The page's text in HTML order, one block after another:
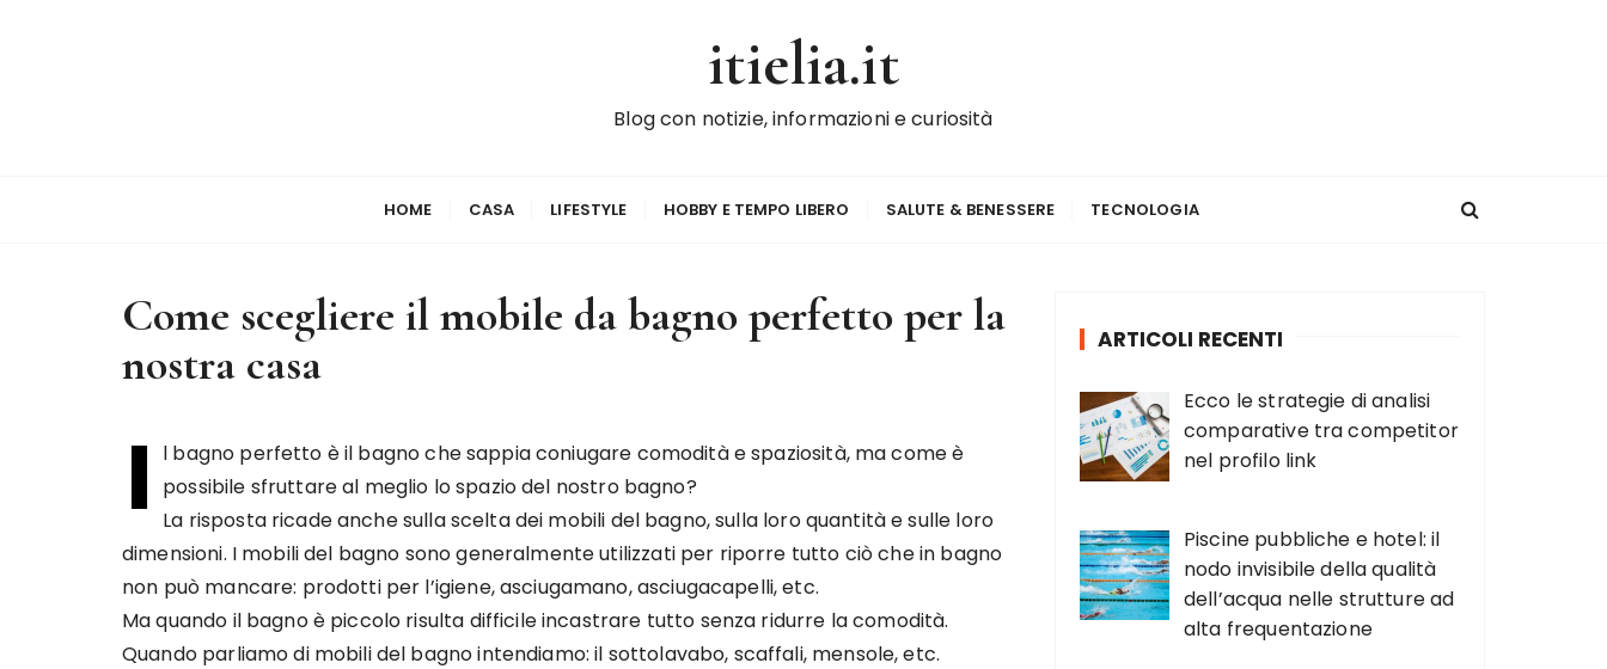
itielia.it
Blog con notizie, informazioni e curiosità
HOME CASA LIFESTYLE HOBBY E TEMPO LIBERO SALUTE & BENESSERE TECNOLOGIA
Come scegliere il mobile da bagno perfetto per la
nostra casa
I
l bagno perfetto è il bagno che sappia coniugare comodità e spaziosità, ma come è
possibile sfruttare al meglio lo spazio del nostro bagno?
La risposta ricade anche sulla scelta dei mobili del bagno, sulla loro quantità e sulle loro
dimensioni. I mobili del bagno sono generalmente utilizzati per riporre tutto ciò che in bagno
non può mancare: prodotti per l’igiene, asciugamano, asciugacapelli, etc.
Ma quando il bagno è piccolo risulta difficile incastrare tutto senza ridurre la comodità.
Quando parliamo di mobili del bagno intendiamo: il sottolavabo, scaffali, mensole, etc.
ARTICOLI RECENTI
Ecco le strategie di analisi
comparative tra competitor
nel profilo link
Piscine pubbliche e hotel: il
nodo invisibile della qualità
dell’acqua nelle strutture ad
alta frequentazione